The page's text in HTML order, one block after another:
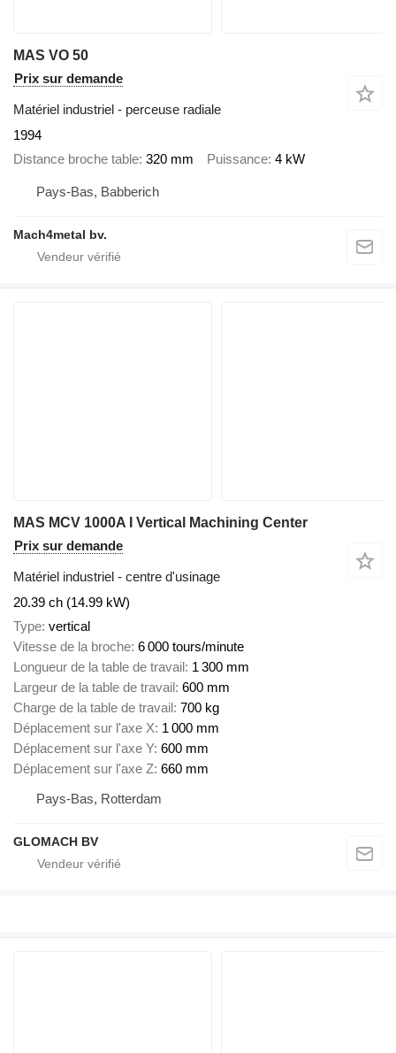
MAS VO 50
Prix sur demande
Matériel industriel - perceuse radiale
1994
Distance broche table 320 mm Puissance 4 kW
Pays-Bas, Babberich
Mach4metal bv.
MAS MCV 1000A I Vertical Machining Center
Prix sur demande
Matériel industriel - centre d'usinage
20.39 ch (14.99 kW)
Type vertical
Vitesse de la broche 6 000 tours/minute
Longueur de la table de travail 1 300 mm
Largeur de la table de travail 600 mm
Charge de la table de travail 700 kg
Déplacement sur l'axe X 1 000 mm
Déplacement sur l'axe Y 600 mm
Déplacement sur l'axe Z 660 mm
Pays-Bas, Rotterdam
GLOMACH BV